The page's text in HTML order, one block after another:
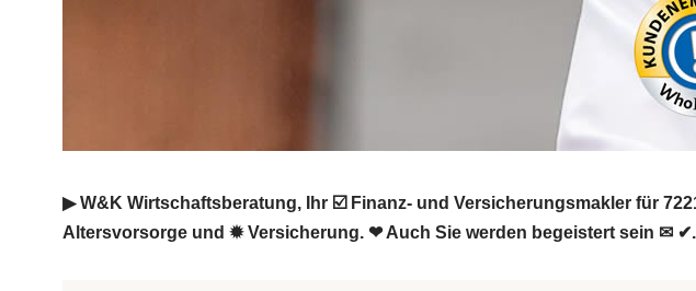
▶︎ W&K Wirtschaftsberatung, Ihr ☑️ Finanz- und Versicherungsmakler für
Altersvorsorge und ✹ Versicherung. ❤ Auch Sie werden begeistert sein ✉ ✔.